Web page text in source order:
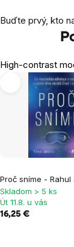
Buďte prvý, kto
High-contrast
Proč sníme - Rahul
Skladom > 5 ks
Út 11.8. u vás
16,25 €